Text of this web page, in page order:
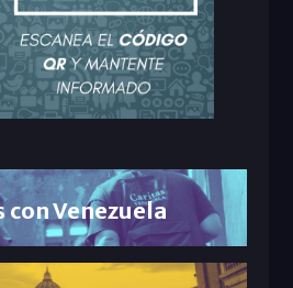
con Venezuela